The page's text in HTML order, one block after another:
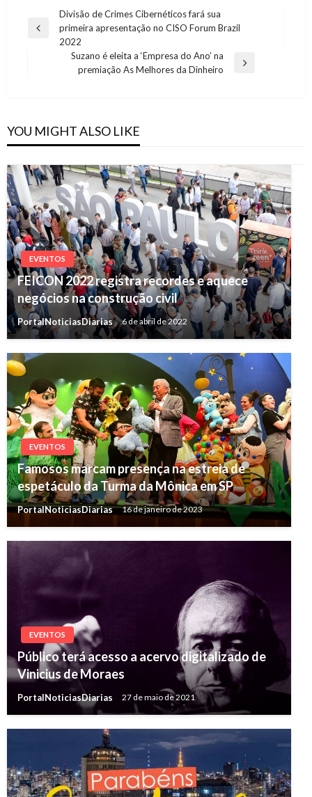
Navegação
de
Previous
Divisão de Crimes Cibernéticos fará sua
primeira apresentação no CISO Forum Brazil
2022
Suzano é eleita a ‘Empresa do Ano’ na
premiação As Melhores da Dinheiro
YOU MIGHT ALSO LIKE
EVENTOS
FEICON 2022 registra recordes e aquece
negócios na construção civil
PortalNoticiasDiarias 6 de abril de 2022
EVENTOS
Famosos marcam presença na estreia de
espetáculo da Turma da Mônica em SP
PortalNoticiasDiarias 16 de janeiro de 2023
EVENTOS
Público terá acesso a acervo digitalizado de
Vinicius de Moraes
PortalNoticiasDiarias 27 de maio de 2021